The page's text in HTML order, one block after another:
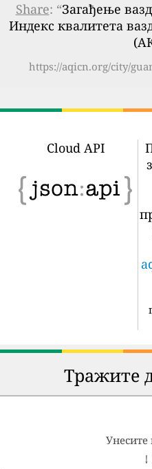
Share: “Загађење
Индекс квалитета
https://aqicn.org/city/
Cloud API
Тражите
Унесите